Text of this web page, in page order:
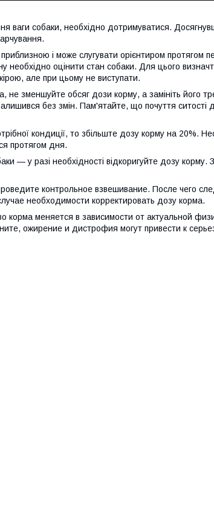
ваги собаки, необхідно дотримуватися.
і може слугувати орієнтиром протягом
необхідно оцінити стан собаки. Для цього
але при цьому не виступати.
не зменшуйте обсяг дози корму, а замініть його
без змін. Пам'ятайте, що почуття
кондиції, то збільште дозу корму на 20%.
протягом дня.
— у разі необхідності відкоригуйте дозу корму.
контрольное взвешивание. После чего
необходимости корректировать дозу корма.
корма меняется в зависимости от актуальной
ожирение и дистрофия могут привести к